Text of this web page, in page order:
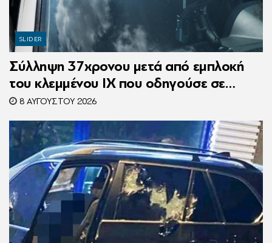
SLIDER
Σύλληψη 37χρονου μετά από εμπλοκή
του κλεμμένου ΙΧ που οδηγούσε σε
τροχαίο
8 ΑΥΓΟΎΣΤΟΥ 2026